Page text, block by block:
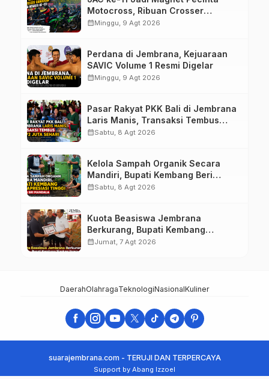
Motocross, Ribuan Crosser
Ramaikan HUT Kota Negara ke-131
calendar_monthMinggu, 9 Agt 2026
Perdana di Jembrana, Kejuaraan
SAVIC Volume 1 Resmi Digelar
calendar_monthMinggu, 9 Agt 2026
Pasar Rakyat PKK Bali di Jembrana
Laris Manis, Transaksi Tembus
Rp.672 Juta Sehari
calendar_monthSabtu, 8 Agt 2026
Kelola Sampah Organik Secara
Mandiri, Bupati Kembang Beri
Apresiasi Tinggi Warga Sri
calendar_monthSabtu, 8 Agt 2026
Kuota Beasiswa Jembrana
Berkurang, Bupati Kembang
Siapkan Upaya Penambahan di
calendar_monthJumat, 7 Agt 2026
DaerahOlahragaTeknologiNasionalKuliner
suarajembrana.com - TERUJI DAN TERPERCAYA
Support by Abang Izzoel